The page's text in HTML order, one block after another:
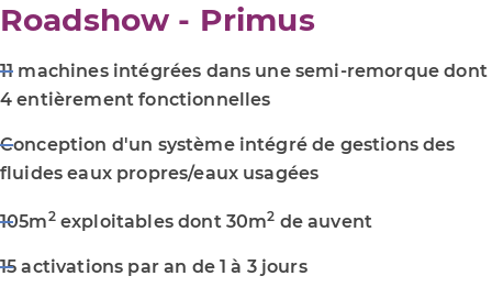
Roadshow - Primus
11 machines intégrées dans une semi-remorque dont
4 entièrement fonctionnelles
Conception d'un système intégré de gestions des
fluides eaux propres/eaux usagées
105m2exploitables dont 30m2 de auvent
15 activations par an de 1 à 3 jours